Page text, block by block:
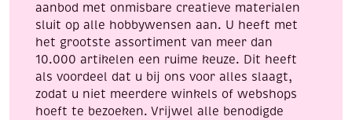
aanbod met onmisbare creatieve materialen
sluit op alle hobbywensen aan. U heeft met
het grootste assortiment van meer dan
10.000 artikelen een ruime keuze. Dit heeft
als voordeel dat u bij ons voor alles slaagt,
zodat u niet meerdere winkels of webshops
hoeft te bezoeken. Vrijwel alle benodigde